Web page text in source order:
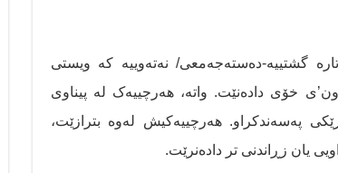
گشتییە-دەستەجەمعی/ نەتەوییە کە ویستی
خۆی دادەنێت. واتە، هەرچییەک لە پیناوی
پەسەندکراو. هەرچییەکیش لەوە بترازێت،
یان زڕاندنی تر دادەنرێت.